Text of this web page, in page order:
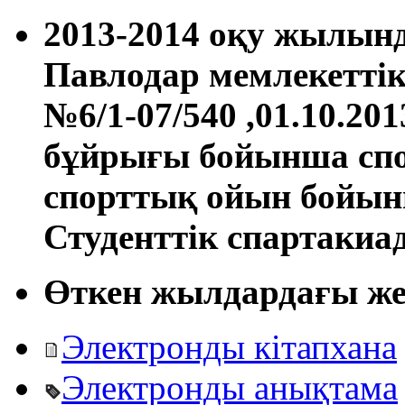
2013-2014 оқу
Павлодар
№6/1-07/540
бұйрығы бойынша
спорттық ойын
Студенттік
Өткен жылдардағы
Электронды кітапхана
Электронды анықтама